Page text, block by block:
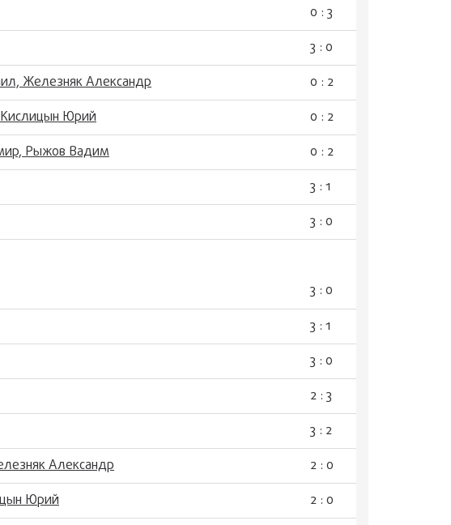
0 : 3
3 : 0
Железняк Александр
0 : 2
Юрий
0 : 2
Рыжов Вадим
0 : 2
3 : 1
3 : 0
3 : 0
3 : 1
3 : 0
2 : 3
3 : 2
Александр
2 : 0
Юрий
2 : 0